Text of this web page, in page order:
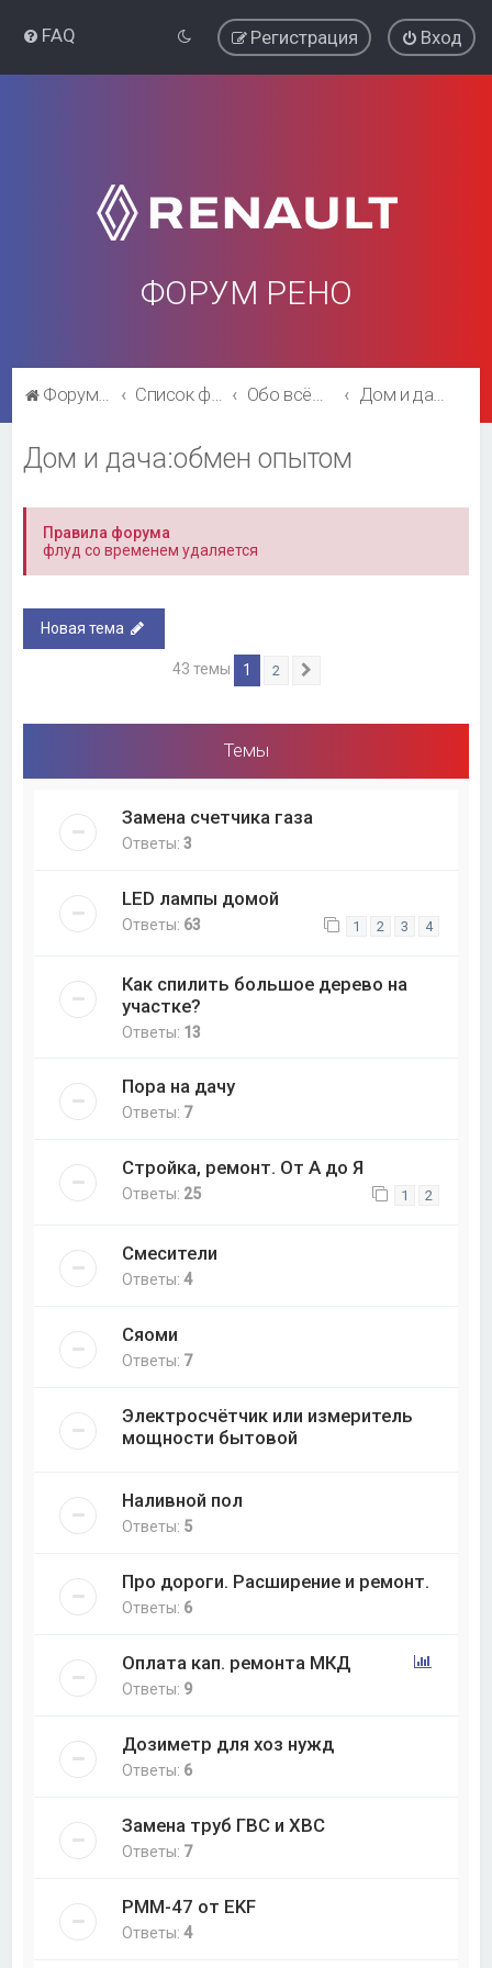
FAQ Вход
Регистрация
ФОРУМ РЕНО
Форум Рено Список форумов Обо всём остальном Дом и дача:обмен опытом
Дом и дача:обмен опытом
Правила форума
флуд со временем удаляется
Новая тема
43 темы 1 2
Темы
Замена счетчика газа
Ответы:3
LED лампы домой
Ответы: 63 1 2 3 4
Как спилить большое дерево на
участке?
Ответы: 13
Пора на дачу
Ответы: 7
Стройка, ремонт. От А до Я
Ответы: 25 1 2
Смесители
Ответы:4
Сяоми
Ответы: 7
Электросчётчик или измеритель
мощности бытовой
Наливной пол
Ответы: 5
Про дороги. Расширение и ремонт.
Ответы: 6
Оплата кап. ремонта МКД
Ответы: 9
Дозиметр для хоз нужд
Ответы: 6
Замена труб ГВС и ХВС
Ответы: 7
РММ-47 от EKF
Ответы:4